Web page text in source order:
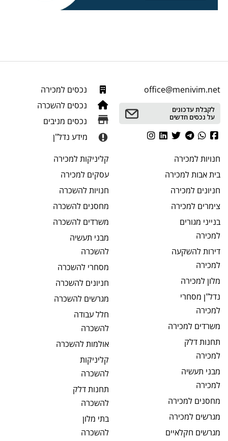
office@menivim.net
לקבלת עדכונים
על נכסים חדשים
נכסים למכירה
נכסים להשכרה
נכסים מניבים
מידע נדל"ן
חנויותלמכירה
בית אבותלמכירה
חניונים למכירה
צימרים למכירה
בנייני מגורים
למכירה
דירות להשקעה
למכירה
מלון למכירה
נדל"ן מסחרי
למכירה
משרדים למכירה
תחנות דלק
למכירה
מבני תעשיה
למכירה
מחסנים למכירה
מגרשים למכירה
מגרשים חקלאיים
קליניקותלמכירה
עסקים למכירה
חנויותלהשכרה
מחסנים להשכרה
משרדים להשכרה
מבני תעשיה
להשכרה
מסחרי להשכרה
חניונים להשכרה
מגרשים להשכרה
חלל עבודה
להשכרה
אולמותלהשכרה
קליניקות
להשכרה
תחנות דלק
להשכרה
בתי מלון
להשכרה